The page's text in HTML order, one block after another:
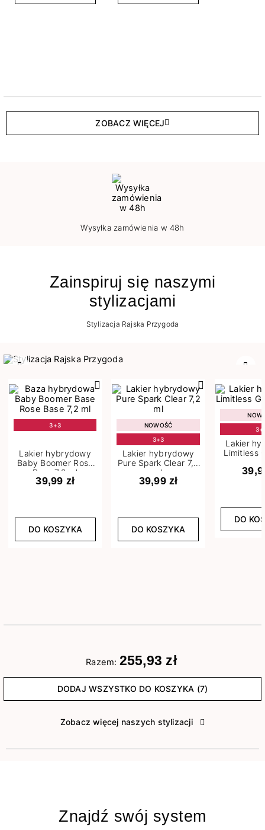
ZOBACZ WIĘCEJ
Wysyłka zamówienia w 48h
Zainspiruj się naszymi
stylizacjami
Stylizacja Rajska Przygoda
3+3
Lakier hybrydowy
Baby Boomer Rose
Base 7,2 ml
39,99 zł
DO KOSZYKA
NOWOŚĆ
3+3
Lakier hybrydowy
Pure Spark Clear 7,2
ml
39,99 zł
DO KOSZYKA
Lakier
Limitless
DO
Razem: 255,93 zł
DODAJ WSZYSTKO DO KOSZYKA (7)
Zobacz więcej naszych stylizacji
Znajdź swój system